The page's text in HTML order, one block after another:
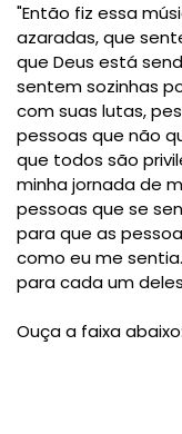
"Então fiz essa
azaradas, que
que Deus está
sentem sozinhas
com suas lutas,
pessoas que não
que todos são
minha jornada de
pessoas que se
para que as
como eu me
para cada um
Ouça a faixa abaixo: